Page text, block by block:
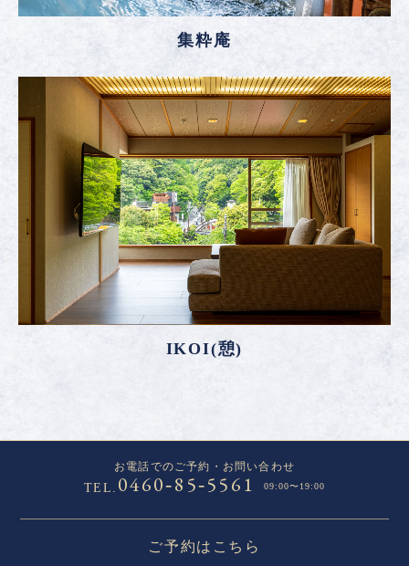
集粋庵
IKOI(憩)
お電話でのご予約・お問い合わせ
TEL. 0460-85-5561 09:00〜19:00
ご予約はこちら